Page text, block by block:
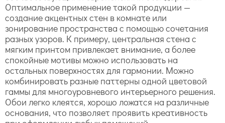
Оптимальное применение такой продукции —
создание акцентных стен в комнате или
зонирование пространства с помощью сочетания
разных узоров. К примеру, центральная стена с
мягким принтом привлекает внимание, а более
спокойные мотивы можно использовать на
остальных поверхностях для гармонии. Можно
комбинировать разные паттерны одной цветовой
гаммы для многоуровневого интерьерного решения.
Обои легко клеятся, хорошо ложатся на различные
основания, что позволяет проявить креативность